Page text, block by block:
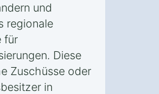
und
regionale
für
Diese
Zuschüsse oder
in